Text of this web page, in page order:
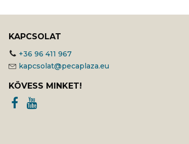
KAPCSOLAT
+36 96 411 967
kapcsolat@pecaplaza.eu
KÖVESS MINKET!